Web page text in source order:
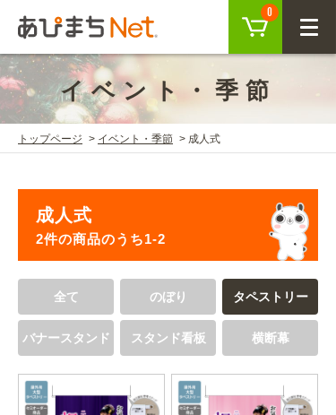
0
CLOSE
ログイン
会員登録
商品を探す
SEARCH
KEYWORD
注目キーワード
ご利用ガイド
ご利用ガイド トップ
初めての方へ
イベント・季節
トップページ イベント・季節 成人式
成人式
2件の商品のうち1-2
全て のぼり タペストリー
バナースタンド スタンド看板 横断幕